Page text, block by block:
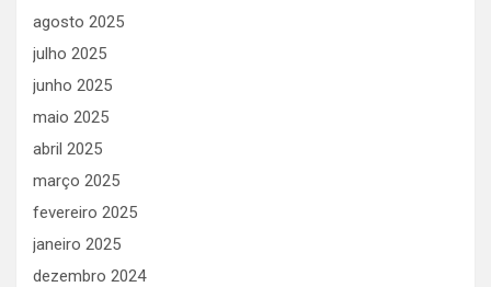
agosto 2025
julho 2025
junho 2025
maio 2025
abril 2025
março 2025
fevereiro 2025
janeiro 2025
dezembro 2024